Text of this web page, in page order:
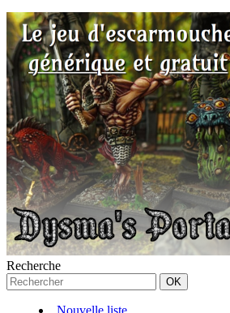
Recherche